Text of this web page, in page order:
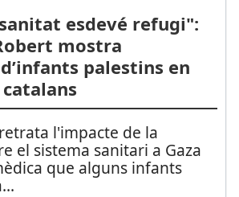
esdevé refugi":
mostra
palestins en
l'impacte de la
el sistema sanitari a Gaza
que alguns infants
...